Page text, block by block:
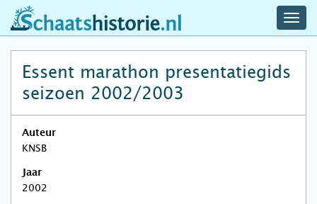
schaatshistorie.nl
Essent marathon presentatiegids
seizoen 2002/2003
Auteur
KNSB
Jaar
2002